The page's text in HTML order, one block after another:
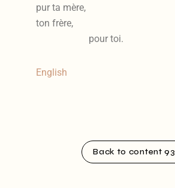
pur ta mère,
ton frère,
pour toi.
English
Back to content 93